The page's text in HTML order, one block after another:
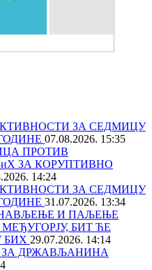
ЗА СЕДМИЦУ
ГОДИНЕ 07.08.2026. 15:35
ПРОТИВ
ЗА КОРУПТИВНО
14:24
ЗА СЕДМИЦУ
ГОДИНЕ 31.07.2026. 13:34
И ПАЉЕЊЕ
БИТ ЋЕ
БИХ 29.07.2026. 14:14
ДРЖАВЉАНИНА